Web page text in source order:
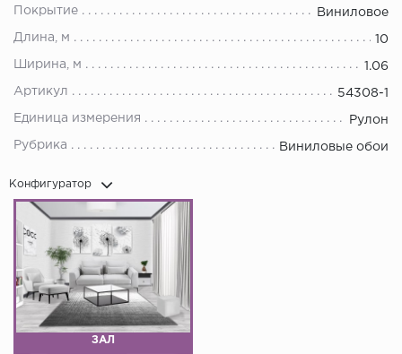
Покрытие Виниловое
Длина, м 10
Ширина, м 1.06
Артикул 54308-1
Единица измерения Рулон
Рубрика Виниловые обои
Конфигуратор
ЗАЛ